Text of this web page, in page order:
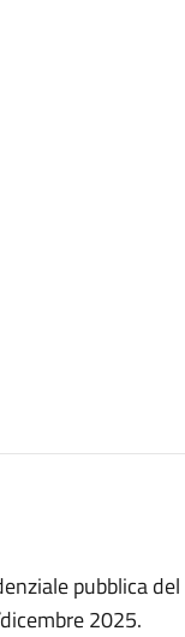
pubblica
2025.